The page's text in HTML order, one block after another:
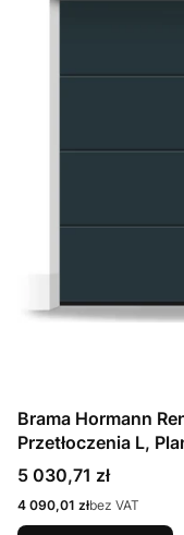
Brama Hormann
Przetłoczenia L,
Matt deluxe +
Cena
5 030,71 zł
Cena
4 090,01 złbez VAT